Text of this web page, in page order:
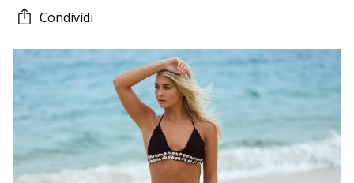
Condividi